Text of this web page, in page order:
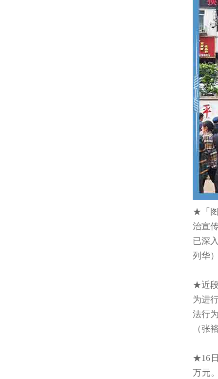
★「图
治宣
已深
列华
★近段
为进
法行
（张
★16
万元